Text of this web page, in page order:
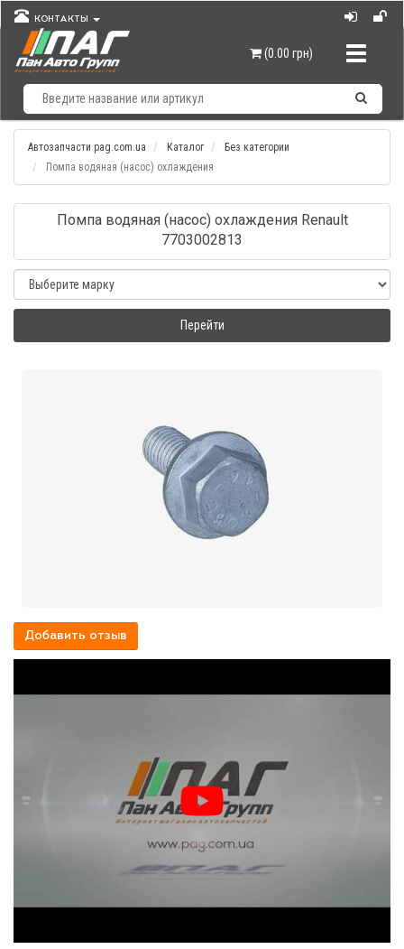
КОНТАКТЫ
(0.00 грн)
Автозапчасти pag.com.ua Каталог
Без категории
Помпа водяная (насос) охлаждения
Помпа водяная (насос) охлаждения Renault
7703002813
Перейти
Добавить отзыв